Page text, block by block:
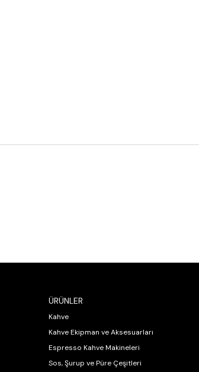
ÜRÜNLER
Kahve
Kahve Ekipman ve Aksesuarları
Espresso Kahve Makineleri
Sos, Şurup ve Püre Çeşitleri